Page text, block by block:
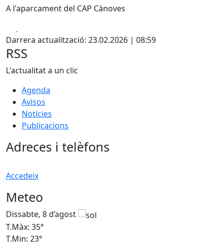
A l'aparcament del CAP Cànoves
Darrera actualització: 23.02.2026 | 08:59
RSS
L'actualitat a un clic
Agenda
Avisos
Notícies
Publicacions
Adreces i telèfons
Accedeix
Meteo
Dissabte, 8 d’agost
T.Màx: 35°
T.Min: 23°